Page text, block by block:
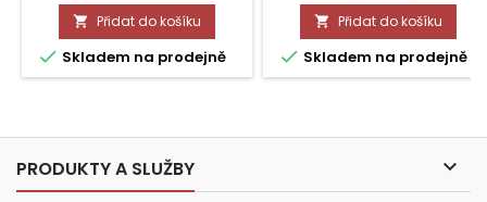
cena
 Přidat do košíku
 Skladem na prodejně
 Přidat do košíku
 Skladem na prodejně
PRODUKTY A SLUŽBY 